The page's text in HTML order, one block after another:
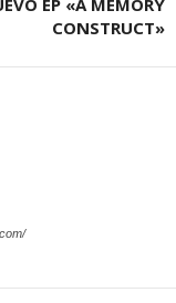
EP «A MEMORY
CONSTRUCT»